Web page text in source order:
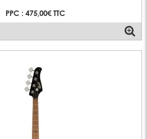
PPC : 475,00€ TTC